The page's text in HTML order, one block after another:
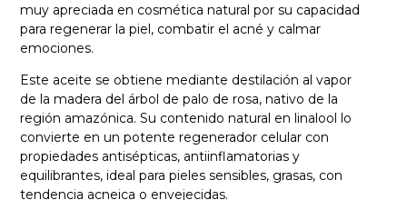
muy apreciada en cosmética natural por su capacidad
para regenerar la piel, combatir el acné y calmar
emociones.
Este aceite se obtiene mediante destilación al vapor
de la madera del árbol de palo de rosa, nativo de la
región amazónica. Su contenido natural en linalool lo
convierte en un potente regenerador celular con
propiedades antisépticas, antiinflamatorias y
equilibrantes, ideal para pieles sensibles, grasas, con
tendencia acneica o envejecidas.